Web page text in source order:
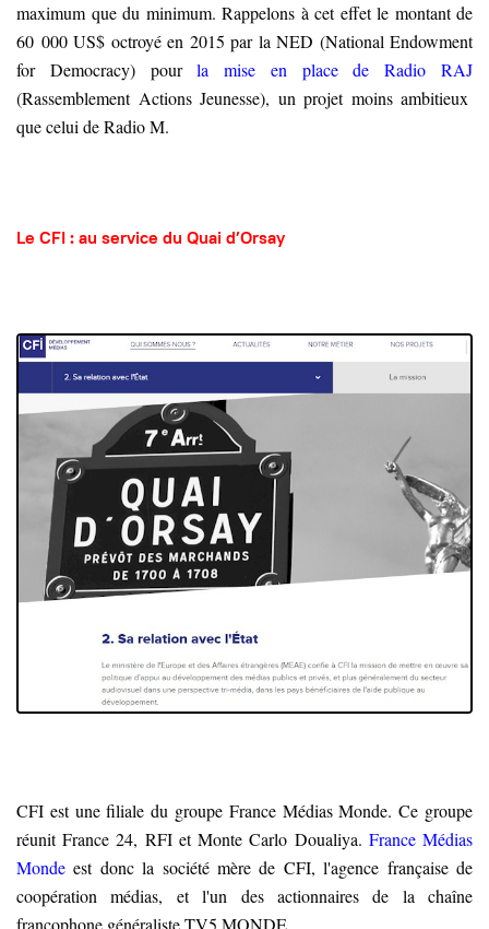
maximum que du minimum. Rappelons à cet effet le montant de
60 000 US$ octroyé en 2015 par la NED (National Endowment
for Democracy) pourla mise en place de Radio RAJ
(Rassemblement Actions Jeunesse), un projet moins ambitieux
que celui de Radio M.
Le CFI : au service du Quai d’Orsay
CFI est une filiale du groupe France Médias Monde. Ce groupe
réunit France 24, RFI et Monte Carlo Doualiya. France Médias
Monde est donc la société mère de CFI, l'agence française de
coopération médias, et l'un des actionnaires de la chaîne
francophone généraliste TV5 MONDE.